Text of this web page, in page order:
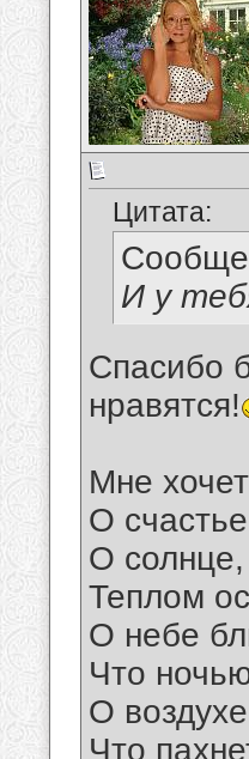
Цитата:
И у
Спасибо
нравятся!
Мне
О
О солнце,
Теплом
О небе
Что
О
Что